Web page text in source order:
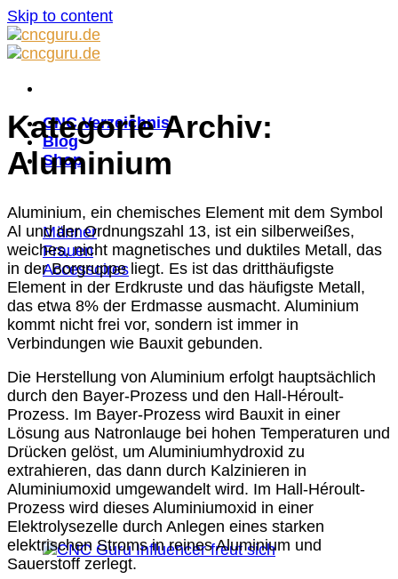
Skip to content
CNC Verzeichnis
Blog
Shop
Männer
Frauen
Accessoires
Kategorie Archiv:
Aluminium
Aluminium, ein chemisches Element mit dem Symbol
Al und der Ordnungszahl 13, ist ein silberweißes,
weiches, nicht magnetisches und duktiles Metall, das
in der Borgruppe liegt. Es ist das dritthäufigste
Element in der Erdkruste und das häufigste Metall,
das etwa 8% der Erdmasse ausmacht. Aluminium
kommt nicht frei vor, sondern ist immer in
Verbindungen wie Bauxit gebunden.
Die Herstellung von Aluminium erfolgt hauptsächlich
durch den Bayer-Prozess und den Hall-Héroult-
Prozess. Im Bayer-Prozess wird Bauxit in einer
Lösung aus Natronlauge bei hohen Temperaturen und
Drücken gelöst, um Aluminiumhydroxid zu
extrahieren, das dann durch Kalzinieren in
Aluminiumoxid umgewandelt wird. Im Hall-Héroult-
Prozess wird dieses Aluminiumoxid in einer
Elektrolysezelle durch Anlegen eines starken
elektrischen Stroms in reines Aluminium und
Sauerstoff zerlegt.